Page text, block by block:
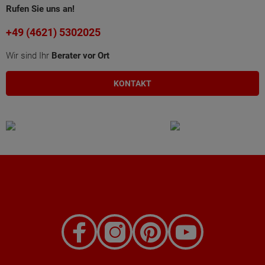
Rufen Sie uns an!
+49 (4621) 5302025
Wir sind Ihr Berater vor Ort
KONTAKT